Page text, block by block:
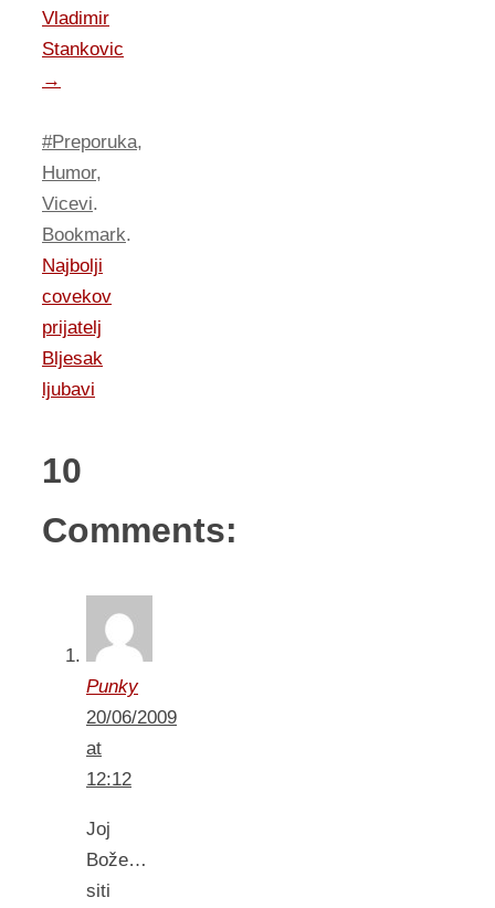
Vladimir
Stankovic
→
#Preporuka,
Humor,
Vicevi.
Bookmark.
Najbolji
covekov
prijatelj
Bljesak
ljubavi
10
Comments:
Punky
20/06/2009
at
12:12
Joj
Bože…
siti